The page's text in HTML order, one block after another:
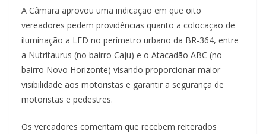
A Câmara aprovou uma indicação em que oito
vereadores pedem providências quanto a colocação de
iluminação a LED no perímetro urbano da BR-364, entre
a Nutritaurus (no bairro Caju) e o Atacadão ABC (no
bairro Novo Horizonte) visando proporcionar maior
visibilidade aos motoristas e garantir a segurança de
motoristas e pedestres.
Os vereadores comentam que recebem reiterados